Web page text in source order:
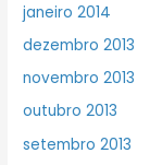
janeiro 2014
dezembro 2013
novembro 2013
outubro 2013
setembro 2013